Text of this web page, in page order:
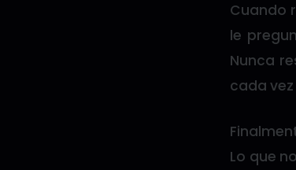
Cuando
le
Nunca
cada
Lo que